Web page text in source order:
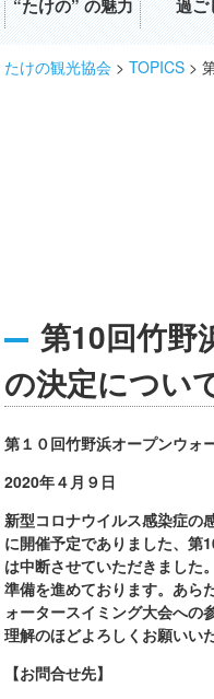
“たけの” の魅力 過ご
たけの観光協会 > TOPICS >
第10回竹野
の決定につい
第１０回竹野浜オープンウォ
2020年４月９日
新型コロナウイルス感染症の
に開催予定でありました、第
は中断させていただきました。
準備を進めております。あら
ォータースイミング大会への
理解のほどよろしくお願いい
【お問合せ先】